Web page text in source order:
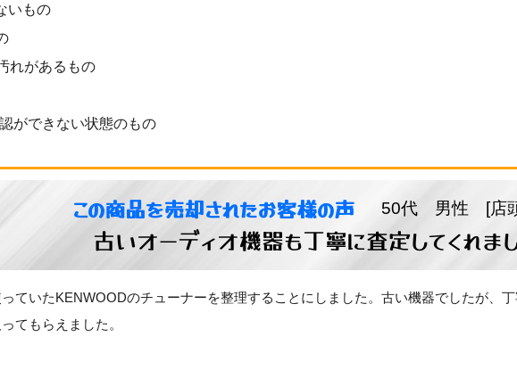
いもの
れがあるもの
ができない状態のもの
この商品を売却されたお客様の声 50代 男性 [店
古いオーディオ機器も丁寧に査定してくれま
ていたKENWOODのチューナーを整理することにしました。古い機器でしたが、
てもらえました。